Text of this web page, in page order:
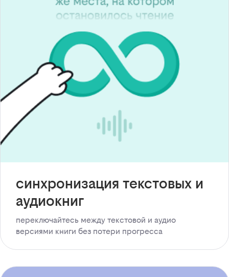
синхронизация текстовых и
аудиокниг
переключайтесь между текстовой и аудио
версиями книги без потери прогресса